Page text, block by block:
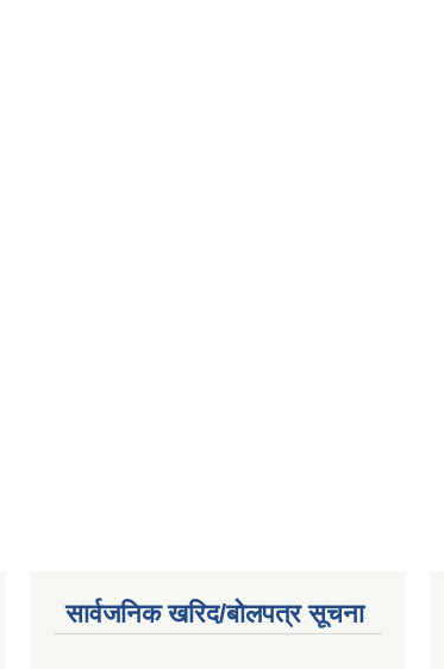
सार्वजनिक खरिद/बोलपत्र सूचना